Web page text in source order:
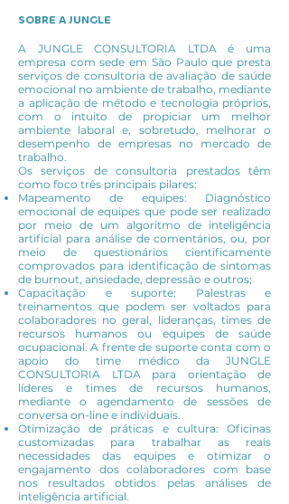
SOBRE A JUNGLE
A JUNGLE CONSULTORIA LTDA é uma
empresa com sede em São Paulo que presta
serviços de consultoria de avaliação de saúde
emocional no ambiente de trabalho, mediante
a aplicação de método e tecnologia próprios,
com o intuito de propiciar um melhor
ambiente laboral e, sobretudo, melhorar o
desempenho de empresas no mercado de
trabalho.
Os serviços de consultoria prestados têm
como foco três principais pilares:
Mapeamento de equipes: Diagnóstico
emocional de equipes que pode ser realizado
por meio de um algoritmo de inteligência
artificial para análise de comentários, ou, por
meio de questionários cientificamente
comprovados para identificação de sintomas
de burnout, ansiedade, depressão e outros;
Capacitação e suporte: Palestras e
treinamentos que podem ser voltados para
colaboradores no geral, lideranças, times de
recursos humanos ou equipes de saúde
ocupacional. A frente de suporte conta com o
apoio do time médico da JUNGLE
CONSULTORIA LTDA para orientação de
líderes e times de recursos humanos,
mediante o agendamento de sessões de
conversa on-line e individuais.
Otimização de práticas e cultura: Oficinas
customizadas para trabalhar as reais
necessidades das equipes e otimizar o
engajamento dos colaboradores com base
nos resultados obtidos pelas análises de
inteligência artificial.